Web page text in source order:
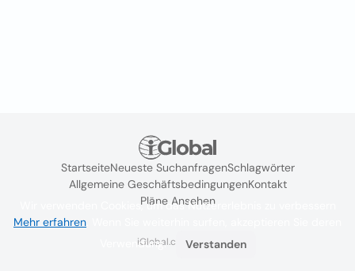
StartseiteNeueste SuchanfragenSchlagwörter
Allgemeine GeschäftsbedingungenKontakt
Pläne Ansehen
iGlobal.co @ 2024
Wir verwenden Cookies, um das Nutzererlebnis zu verbessern
Mehr erfahren
Verwendung.
Verstanden